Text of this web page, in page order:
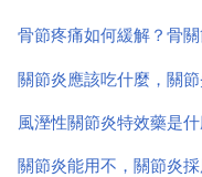
骨節疼痛如何緩解？骨
關節炎應該吃什麼，關
風溼性關節炎特效藥是
關節炎能用不，關節炎